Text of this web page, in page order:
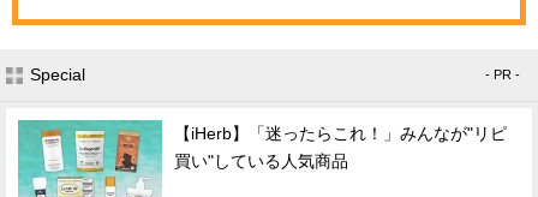
Special - PR -
【iHerb】「迷ったらこれ！」みんなが"リピ
買い"している人気商品